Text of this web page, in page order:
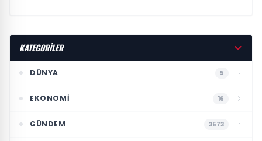
KATEGORİLER
DÜNYA 5
EKONOMI 16
GÜNDEM 3573